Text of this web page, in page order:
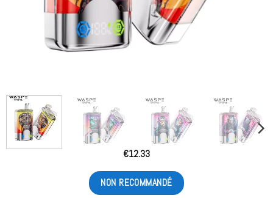
€12.33
NON RECOMMANDÉ